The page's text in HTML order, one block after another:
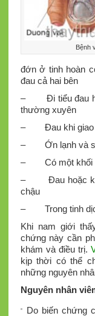
Bệnh
đớn ở tinh hoàn
đau cả hai bên
– Đi tiểu đau
thường xuyên
– Đau khi giao
– Ớn lạnh và
– Có một khối
– Đau hoặc khó
chậu
– Trong tinh
Khi nam giới
chứng này cần
khám và điều trị.
kịp thời có thể
những nguyên
Nguyên nhân
Do biến chứng